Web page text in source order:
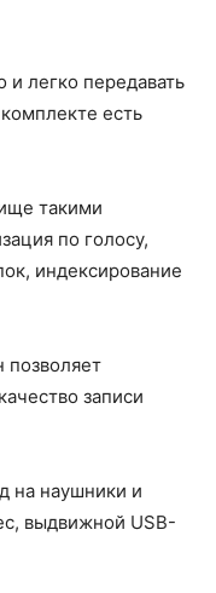
легко передавать
есть
такими
по голосу,
индексирование
позволяет
записи
на наушники и
выдвижной USB-